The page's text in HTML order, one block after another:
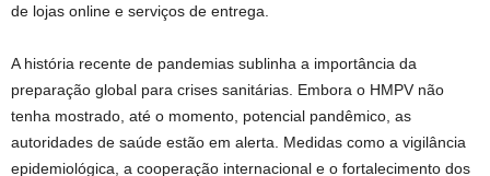
de lojas online e serviços de entrega.
A história recente de pandemias sublinha a importância da
preparação global para crises sanitárias. Embora o HMPV não
tenha mostrado, até o momento, potencial pandêmico, as
autoridades de saúde estão em alerta. Medidas como a vigilância
epidemiológica, a cooperação internacional e o fortalecimento dos